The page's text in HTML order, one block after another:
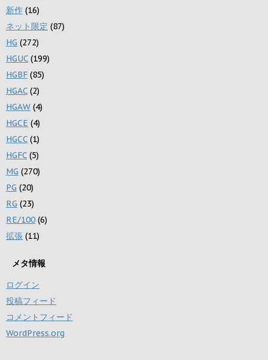
新作 (16)
ネット限定 (87)
HG (272)
HGUC (199)
HGBF (85)
HGAC (2)
HGAW (4)
HGCE (4)
HGCC (1)
HGFC (5)
MG (270)
PG (20)
RG (23)
RE/100 (6)
拡張 (11)
メタ情報
ログイン
投稿フィード
コメントフィード
WordPress.org